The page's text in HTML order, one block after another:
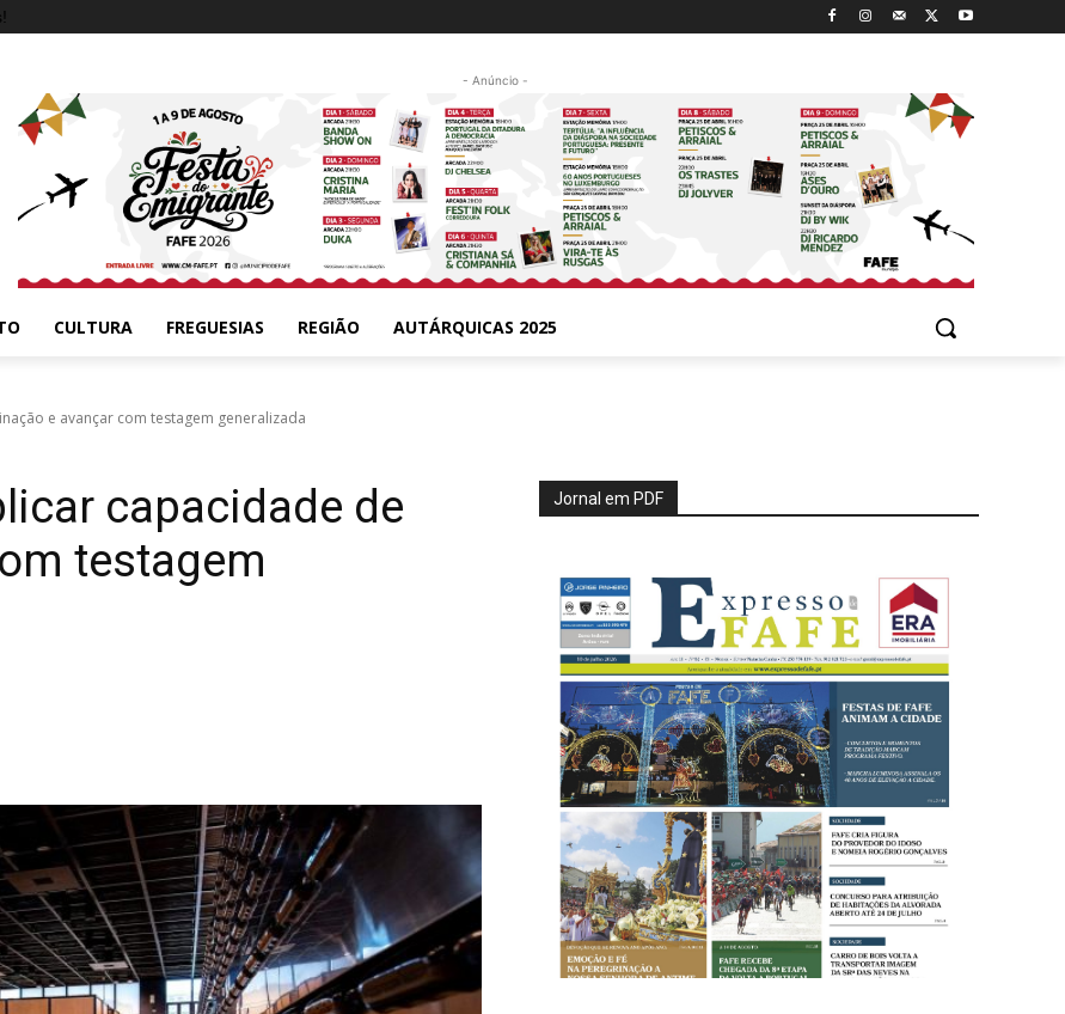
- Anúncio -
CULTURA FREGUESIAS REGIÃO AUTÁRQUICAS 2025
e avançar com testagem generalizada
capacidade de
testagem
Jornal em PDF